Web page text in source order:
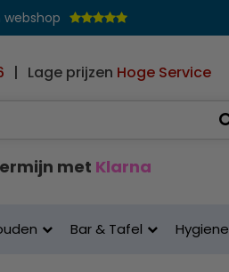
webshop
| Lage prijzen Hoge Service
met Klarna
Bar & Tafel Hygiene